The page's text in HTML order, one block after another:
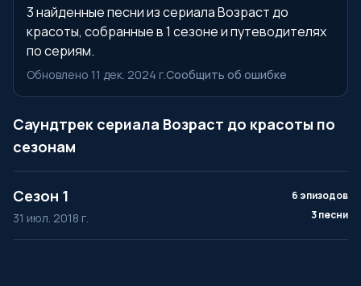
3 найденные песни из сериала Возраст до
красоты, собранные в 1 сезоне и путеводителях
по сериям.
Обновлено 11 дек. 2024 г.Сообщить об ошибке
Саундтрек сериала Возраст до красоты по
сезонам
Сезон 1
31 июл. 2018 г.
6 эпизодов
3 песни